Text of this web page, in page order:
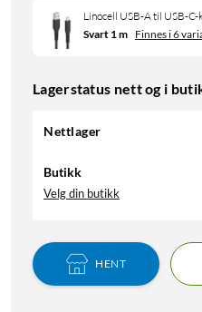
Linocell USB-A til USB-
Svart 1 m Finnes i 6
Lagerstatus nett og i
Nettlager
Butikk
Velg din butikk
HENT